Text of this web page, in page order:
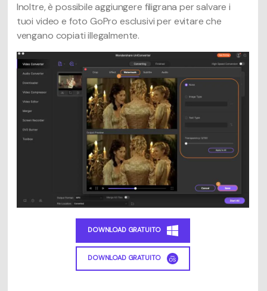
Inoltre, è possibile aggiungere filigrana per salvare i
tuoi video e foto GoPro esclusivi per evitare che
vengano copiati illegalmente.
DOWNLOAD GRATUITO
DOWNLOAD GRATUITO